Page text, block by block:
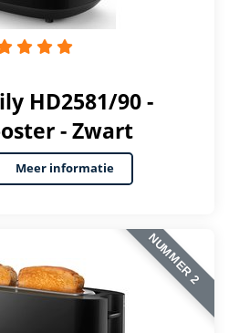
HD2581/90 -
- Zwart
Meer informatie
NUMMER 2